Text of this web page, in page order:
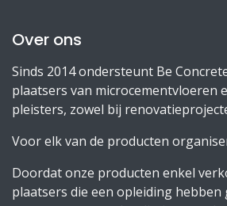
Over ons
Sinds 2014 ondersteunt Be
plaatsers van microcementvloeren
pleisters, zowel bij
Voor elk van de producten
Doordat onze producten enkel
plaatsers die een opleiding hebben